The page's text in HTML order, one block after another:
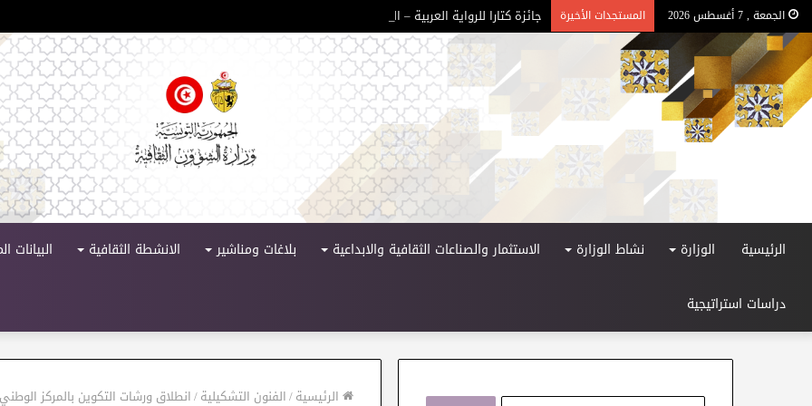
الجمعة , 7 أغسطس 2026 المستجدات الأخيرة جائزة كتارا للرواية العربية – الدورة 11
الرئيسية الوزارة نشاط الوزارة الاستثمار والصناعات الثقافية والابداعية بلاغات ومناشير الانشطة الثقافية البيانات
دراسات استراتيجية
الرئيسية/الفنون التشكيلية/انطلاق ورشات التكوين بالمركز